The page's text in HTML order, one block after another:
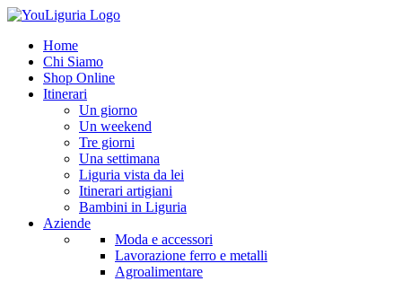
Home
Chi Siamo
Shop Online
Itinerari
Un giorno
Un weekend
Tre giorni
Una settimana
Liguria vista da lei
Itinerari artigiani
Bambini in Liguria
Aziende
Moda e accessori
Lavorazione ferro e metalli
Agroalimentare